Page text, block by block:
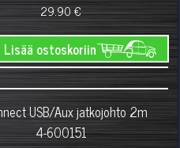
29.90 €
Lisää ostoskoriin
USB/Aux jatkojohto 2m
4-600151